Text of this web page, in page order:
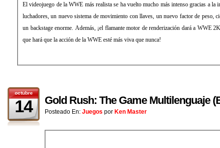
El videojuego de la WWE más realista se ha vuelto mucho más intenso gracias a la
luchadores, un nuevo sistema de movimiento con llaves, un nuevo factor de peso,
un backstage enorme. Además, ¡el flamante motor de renderización dará a WWE
que hará que la acción de la WWE esté más viva que nunca!
octubre
14 Gold Rush: The Game Multilenguaje
Posteado En: Juegos por Ken Master